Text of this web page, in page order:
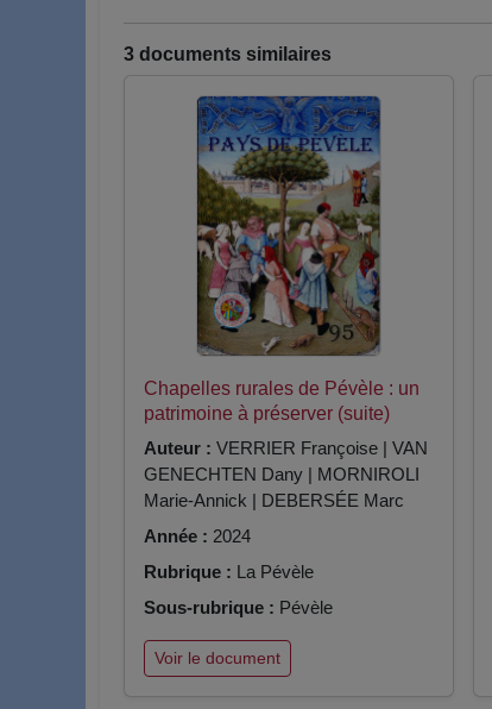
3 documents similaires
Chapelles rurales de Pévèle : un
patrimoine à préserver (suite)
Auteur : VERRIER Françoise | VAN
GENECHTEN Dany | MORNIROLI
Marie-Annick | DEBERSÉE Marc
Année : 2024
Rubrique : La Pévèle
Sous-rubrique : Pévèle
Voir le document